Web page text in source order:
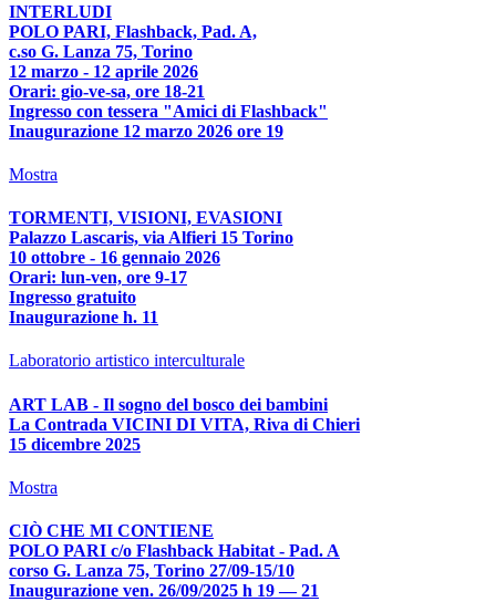
INTERLUDI
POLO PARI, Flashback, Pad. A,
c.so G. Lanza 75, Torino
12 marzo - 12 aprile 2026
Orari: gio-ve-sa, ore 18-21
Ingresso con tessera "Amici di Flashback"
Inaugurazione 12 marzo 2026 ore 19
Mostra
TORMENTI, VISIONI, EVASIONI
Palazzo Lascaris, via Alfieri 15 Torino
10 ottobre - 16 gennaio 2026
Orari: lun-ven, ore 9-17
Ingresso gratuito
Inaugurazione h. 11
Laboratorio artistico interculturale
ART LAB - Il sogno del bosco dei bambini
La Contrada VICINI DI VITA, Riva di Chieri
15 dicembre 2025
Mostra
CIÒ CHE MI CONTIENE
POLO PARI c/o Flashback Habitat - Pad. A
corso G. Lanza 75, Torino 27/09-15/10
Inaugurazione ven. 26/09/2025 h 19 — 21